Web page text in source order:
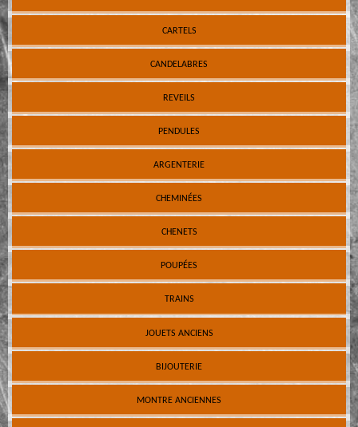
CARTELS
CANDELABRES
REVEILS
PENDULES
ARGENTERIE
CHEMINÉES
CHENETS
POUPÉES
TRAINS
JOUETS ANCIENS
BIJOUTERIE
MONTRE ANCIENNES